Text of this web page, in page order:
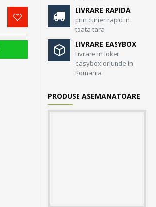
LIVRARE RAPIDA
prin curier rapid in
toata tara
LIVRARE EASYBOX
Livrare in loker
easybox oriunde in
Romania
PRODUSE ASEMANATOARE